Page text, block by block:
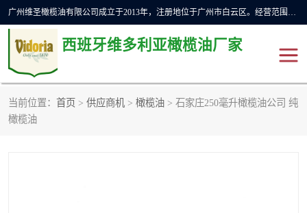
广州维圣橄榄油有限公司成立于2013年，注册地位于广州市白云区。经营范围包括饲料原料销售;畜牧渔业饲料销售;化妆品批发;贸易经纪;食品进出口等，主要产品有：橄榄果渣油，橄榄油，纯橄榄油等。
西班牙维多利亚橄榄油厂家
当前位置： 首页 > 供应商机 > 橄榄油 > 石家庄250毫升橄榄油公司 纯
橄榄油
橄榄油